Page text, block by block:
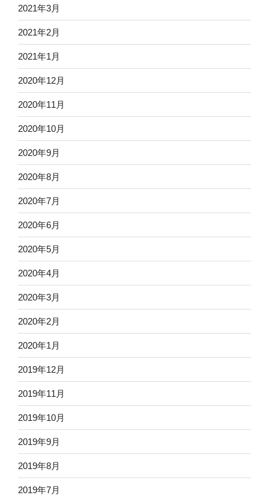
2021年3月
2021年2月
2021年1月
2020年12月
2020年11月
2020年10月
2020年9月
2020年8月
2020年7月
2020年6月
2020年5月
2020年4月
2020年3月
2020年2月
2020年1月
2019年12月
2019年11月
2019年10月
2019年9月
2019年8月
2019年7月